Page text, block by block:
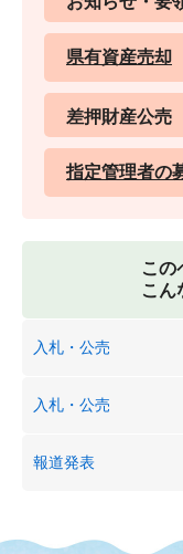
県有資産売却
差押財産公売
指定管理者の
この
こん
入札・公売
入札・公売
報道発表